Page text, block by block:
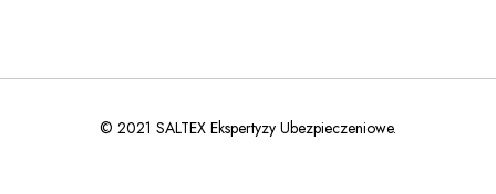
© 2021 SALTEX Ekspertyzy Ubezpieczeniowe.